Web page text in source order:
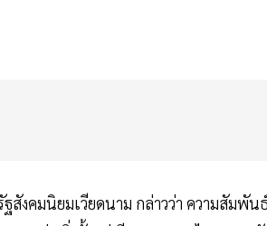
สังคมนิยมเวียดนาม กล่าวว่า ความสัมพัน